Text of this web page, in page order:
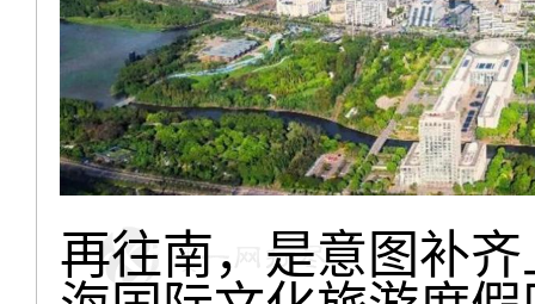
再往南，是意图补